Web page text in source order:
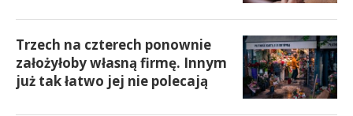
Trzech na czterech ponownie
założyłoby własną firmę. Innym
już tak łatwo jej nie polecają